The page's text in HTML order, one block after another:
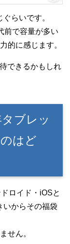
らいです。
前で容量が多い
的に感じます。
できるかもしれ
ブレッ
はど
ロイド・iOSと
いからその福袋
せん。